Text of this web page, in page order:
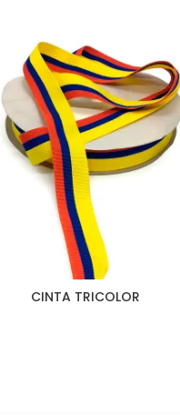
CINTA TRICOLOR